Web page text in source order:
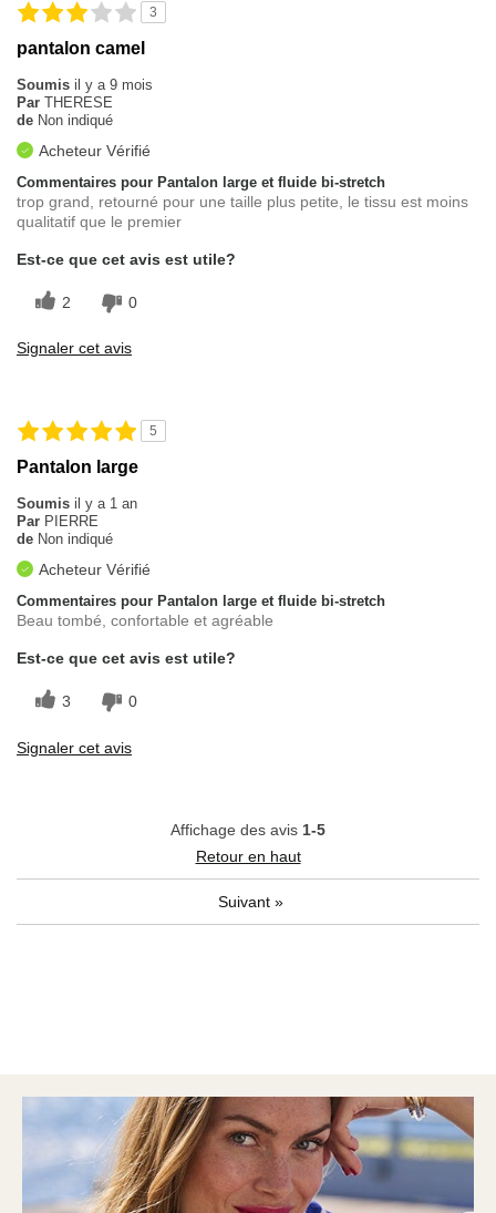
3
pantalon camel
Soumis il y a 9 mois
Par THERESE
de Non indiqué
Acheteur Vérifié
Commentaires pour Pantalon large et fluide bi-stretch
trop grand, retourné pour une taille plus petite, le tissu est moins
qualitatif que le premier
Est-ce que cet avis est utile?
2 0
Signaler cet avis
5
Pantalon large
Soumis il y a 1 an
Par PIERRE
de Non indiqué
Acheteur Vérifié
Commentaires pour Pantalon large et fluide bi-stretch
Beau tombé, confortable et agréable
Est-ce que cet avis est utile?
3 0
Signaler cet avis
Affichage des avis 1-5
Retour en haut
Suivant »